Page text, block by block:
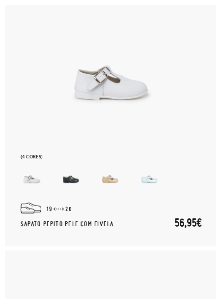
(4 CORES)
19 26
SAPATO PEPITO PELE COM FIVELA 56,95€